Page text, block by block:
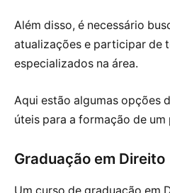
Além disso, é necessário
atualizações e participar de
especializados na área.
Aqui estão algumas opções
úteis para a formação de
Graduação em Direito